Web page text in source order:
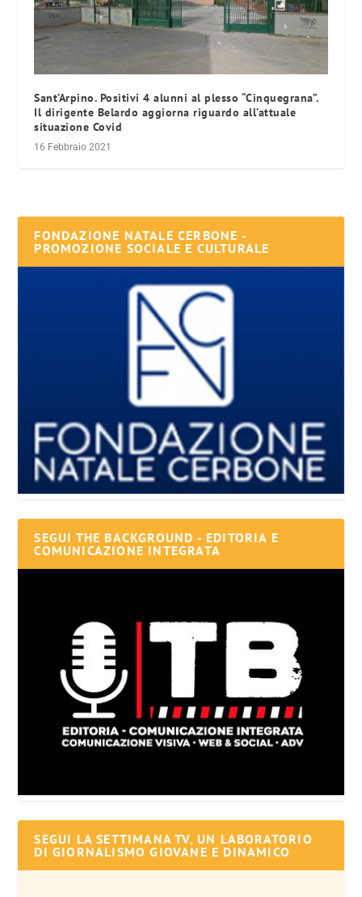
Sant’Arpino. Positivi 4 alunni al plesso “Cinquegrana”.
Il dirigente Belardo aggiorna riguardo all’attuale
situazione Covid
16 Febbraio 2021
FONDAZIONE NATALE CERBONE -
PROMOZIONE SOCIALE E CULTURALE
SEGUI THE BACKGROUND - EDITORIA E
COMUNICAZIONE INTEGRATA
SEGUI LA SETTIMANA TV, UN LABORATORIO
DI GIORNALISMO GIOVANE E DINAMICO